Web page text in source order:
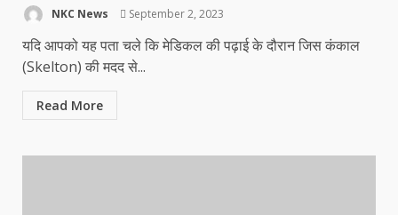
NKC News September 2, 2023
यदि आपको यह पता चले कि मेडिकल की पढ़ाई के दौरान जिस कंकाल
(Skelton) की मदद से...
Read More